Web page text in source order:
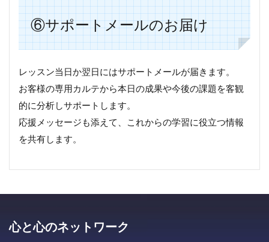
⑥サポートメールのお届け
レッスン当日か翌日にはサポートメールが届きます。
お客様の専用カルテから本日の成果や今後の課題を客観
的に分析しサポートします。
応援メッセージも添えて、これからの学習に役立つ情報
を共有します。
心と心のネットワーク